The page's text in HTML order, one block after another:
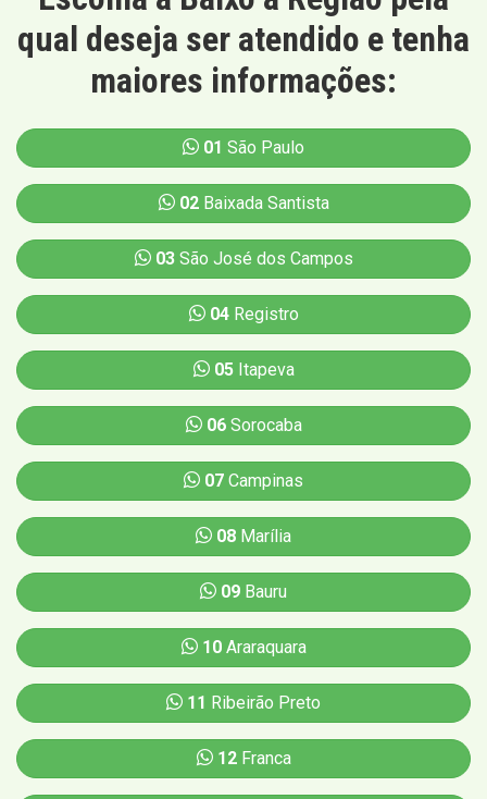
qual deseja ser atendido e tenha
maiores informações:
01 São Paulo
02Baixada Santista
03São José dos Campos
04Registro
05Itapeva
06Sorocaba
07 Campinas
08 Marília
09 Bauru
10Araraquara
11 Ribeirão Preto
12Franca